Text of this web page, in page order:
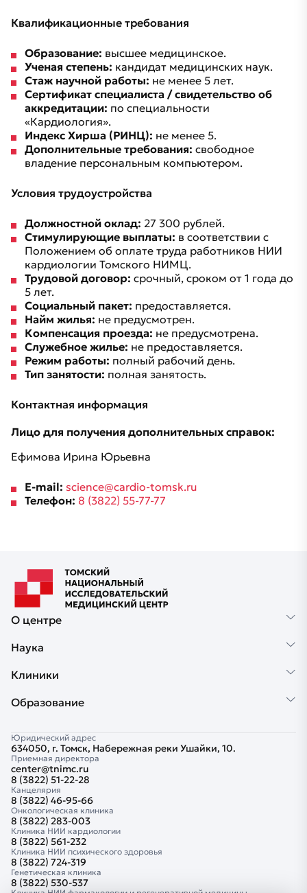
Квалификационные требования
Образование: высшее медицинское.
Ученая степень: кандидат медицинских наук.
Стаж научной работы: не менее 5 лет.
Сертификат специалиста / свидетельство об
аккредитации: по специальности
«Кардиология».
Индекс Хирша (РИНЦ): не менее 5.
Дополнительные требования: свободное
владение персональным компьютером.
Условия трудоустройства
Должностной оклад: 27 300 рублей.
Стимулирующие выплаты: в соответствии с
Положением об оплате труда работников НИИ
кардиологии Томского НИМЦ.
Трудовой договор: срочный, сроком от 1 года до
5 лет.
Социальный пакет: предоставляется.
Найм жилья: не предусмотрен.
Компенсация проезда: не предусмотрена.
Служебное жилье: не предоставляется.
Режим работы: полный рабочий день.
Тип занятости: полная занятость.
Контактная информация
Лицо для получения дополнительных справок:
Ефимова Ирина Юрьевна
E-mail: science@cardio-tomsk.ru
Телефон: 8 (3822) 55-77-77
О центре
Наука
Клиники
Образование
Юридический адрес
634050, г. Томск, Набережная реки Ушайки, 10.
Приемная директора
center@tnimc.ru
8 (3822) 51-22-28
Канцелярия
8 (3822) 46-95-66
Онкологическая клиника
8 (3822) 283-003
Клиника НИИ кардиологии
8 (3822) 561-232
Клиника НИИ психического здоровья
8 (3822) 724-319
Генетическая клиника
8 (3822) 530-537